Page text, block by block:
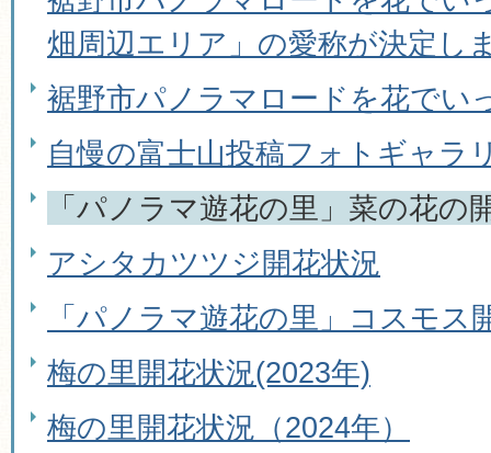
畑周辺エリア」の愛称が決定し
裾野市パノラマロードを花でい
自慢の富士山投稿フォトギャラ
「パノラマ遊花の里」菜の花の
アシタカツツジ開花状況
「パノラマ遊花の里」コスモス
梅の里開花状況(2023年)
梅の里開花状況（2024年）